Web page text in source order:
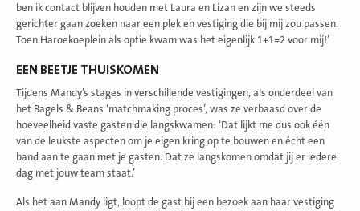
ben ik contact blijven houden met Laura en Lizan en zijn we steeds
gerichter gaan zoeken naar een plek en vestiging die bij mij zou passen.
Toen Haroekoeplein als optie kwam was het eigenlijk 1+1=2 voor mij!’
EEN BEETJE THUISKOMEN
Tijdens Mandy’s stages in verschillende vestigingen, als onderdeel van
het Bagels & Beans ‘matchmaking proces’, was ze verbaasd over de
hoeveelheid vaste gasten die langskwamen: ‘Dat lijkt me dus ook één
van de leukste aspecten om je eigen kring op te bouwen en écht een
band aan te gaan met je gasten. Dat ze langskomen omdat jij er iedere
dag met jouw team staat.’
Als het aan Mandy ligt, loopt de gast bij een bezoek aan haar vestiging